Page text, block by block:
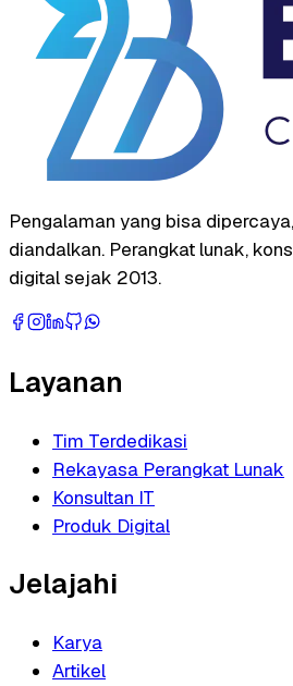
Pengalaman yang bisa
diandalkan. Perangkat lunak,
digital sejak 2013.
Layanan
Tim Terdedikasi
Rekayasa Perangkat Lunak
Konsultan IT
Produk Digital
Jelajahi
Karya
Artikel